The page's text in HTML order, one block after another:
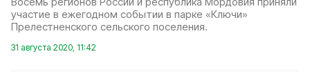
участие в ежегодном событии в парке «Ключи»
Прелестненского сельского поселения.
31 августа 2020, 11:42